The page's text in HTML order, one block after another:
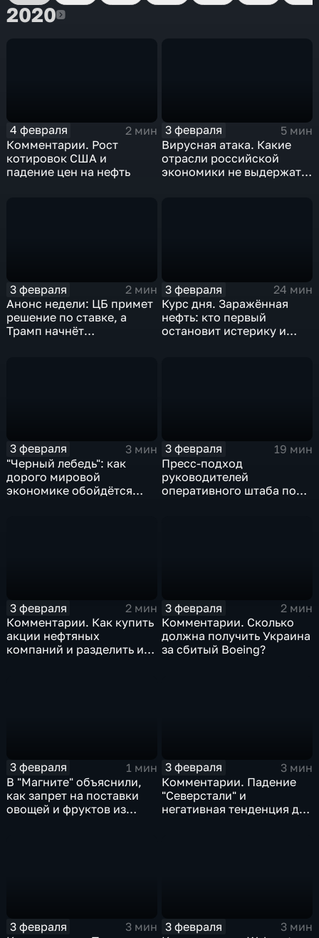
20202020
4 февраля
2 мин
Комментарии. Рост
котировок США и
падение цен на нефть
3 февраля
5 мин
Вирусная атака. Какие
отрасли российской
экономики не выдержат
3 февраля
2 мин
Анонс недели: ЦБ примет
решение по ставке, а
Трамп начнёт
3 февраля
24 мин
Курс дня. Заражённая
нефть: кто первый
остановит истерику и
3 февраля
3 мин
"Черный лебедь": как
дорого мировой
экономике обойдётся
3 февраля
19 мин
Пресс-подход
руководителей
оперативного штаба по
3 февраля
2 мин
Комментарии. Как купить
акции нефтяных
компаний и разделить их
3 февраля
2 мин
Комментарии. Сколько
должна получить Украина
за сбитый Boeing?
3 февраля
1 мин
В "Магните" объяснили,
как запрет на поставки
овощей и фруктов из
3 февраля
3 мин
Комментарии. Падение
"Северстали" и
негативная тенденция для
3 февраля
3 мин
3 февраля
3 мин